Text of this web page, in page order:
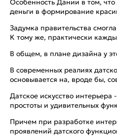
Особенность Дании в том, что
деньги в формирование
Задумка правительства
К тому же, практически
В общем, в плане дизайна у
В современных реалиях
основывается на, вроде бы,
Датское искусство
простоты и удивительных
Причем при разработке
проявлений датского